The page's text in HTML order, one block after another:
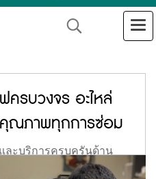
ครบวงจร อะไหล่
ณภาพทุกการซ่อม
ละบริการครบครันด้าน
แฟหลากหลายรุ่น ไม่ว่า